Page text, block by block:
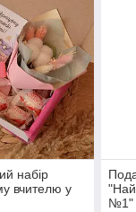
набір
вчителю у
№1"